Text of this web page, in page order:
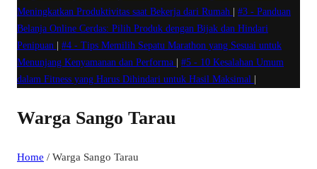
Meningkatkan Produktivitas saat Bekerja dari Rumah
#3 - Panduan
Belanja Online Cerdas: Pilih Produk dengan Bijak dan Hindari
Penipuan
#4 - Tips Memilih Sepatu Marathon yang Sesuai untuk
Menunjang Kenyamanan dan Performa
#5 - 10 Kesalahan Umum
dalam Fitness yang Harus Dihindari untuk Hasil Maksimal
Warga Sango Tarau
Home / Warga Sango Tarau